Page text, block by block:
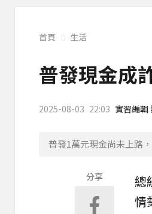
白海豚雨帶影響
首頁 生活
普發現金成
2025-08-03 22:03 實習編輯
普發1萬元現金尚未上路
分享
總
情